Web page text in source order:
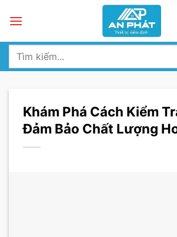
Tìm
Khám Phá Cách Kiểm
Đảm Bảo Chất Lượng